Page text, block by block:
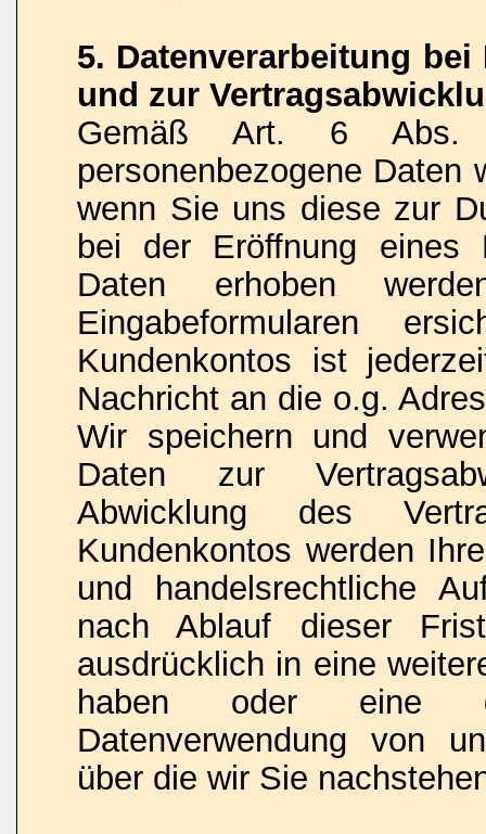
5. Datenverarbeitung
und zur
Gemäß Art. 6
personenbezogene Daten
wenn Sie uns diese zur
bei der Eröffnung eines
Daten erhoben
Eingabeformularen
Kundenkontos ist
Nachricht an die o.g.
Wir speichern und
Daten zur
Abwicklung des
Kundenkontos werden
und handelsrechtliche
nach Ablauf dieser
ausdrücklich in eine
haben oder eine
Datenverwendung von
über die wir Sie